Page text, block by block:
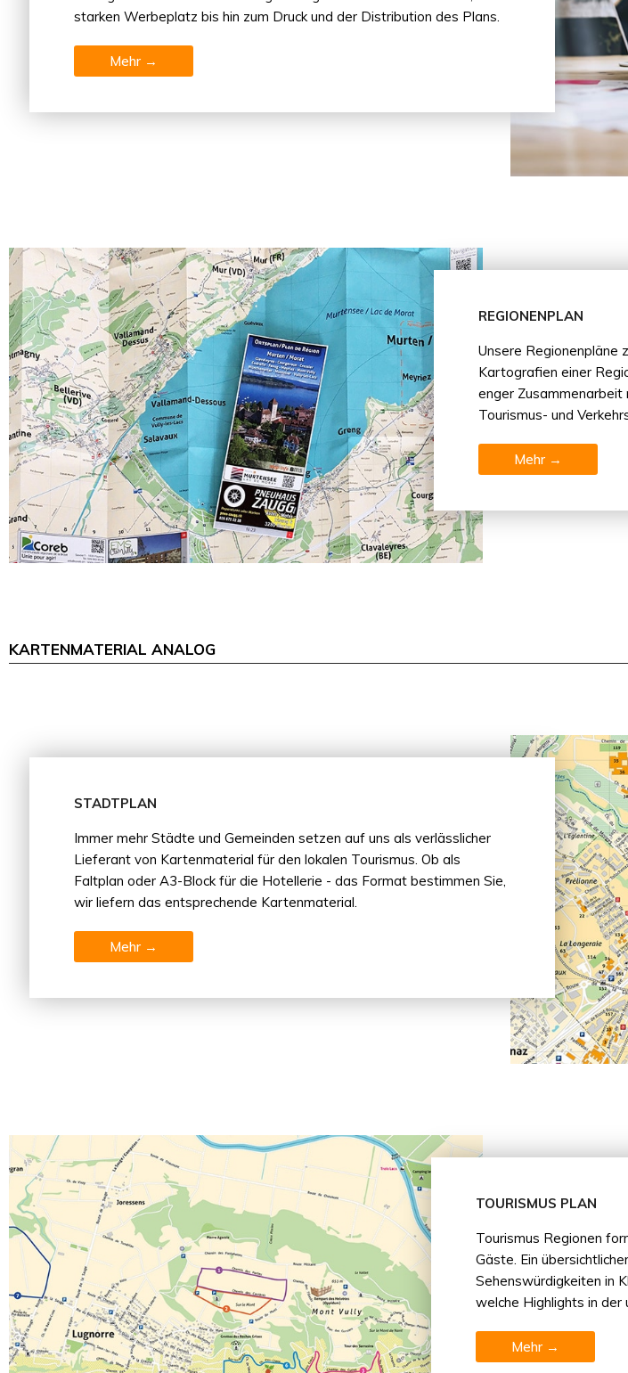
starken Werbeplatz bis hin zum Druck und der Distribution des Plans.
Mehr →
REGIONENPLAN
Unsere Regionenpläne
Kartografien einer
enger Zusammenarbeit
Tourismus- und
Mehr →
KARTENMATERIAL ANALOG
STADTPLAN
Immer mehr Städte und Gemeinden setzen auf uns als verlässlicher
Lieferant von Kartenmaterial für den lokalen Tourismus. Ob als
Faltplan oder A3-Block für die Hotellerie - das Format bestimmen Sie,
wir liefern das entsprechende Kartenmaterial.
Mehr →
TOURISMUS PLAN
Tourismus Regionen
Gäste. Ein
Sehenswürdigkeiten in
welche Highlights in der
Mehr →